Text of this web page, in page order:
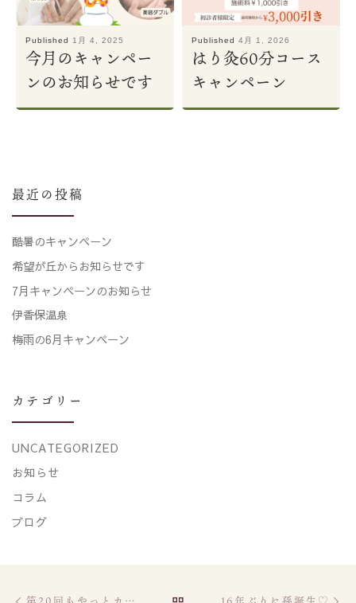
Published 1月 4, 2025
今月のキャンペー
ンのお知らせです
Published 4月 1, 2026
はり灸60分コース
キャンペーン
最近の投稿
酷暑のキャンペーン
希望が丘からお知らせです
7月キャンペーンのお知らせ
伊香保温泉
梅雨の6月キャンペーン
カテゴリー
UNCATEGORIZED
お知らせ
コラム
ブログ